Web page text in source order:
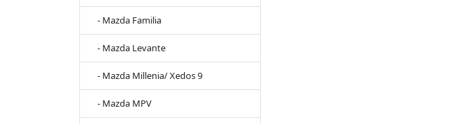
- Mazda Familia
- Mazda Levante
- Mazda Millenia/ Xedos 9
- Mazda MPV